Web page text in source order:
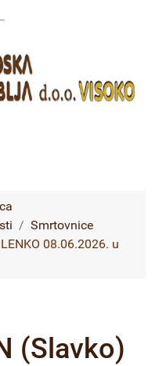
Smrtovnice
08.06.2026. u
(Slavko)